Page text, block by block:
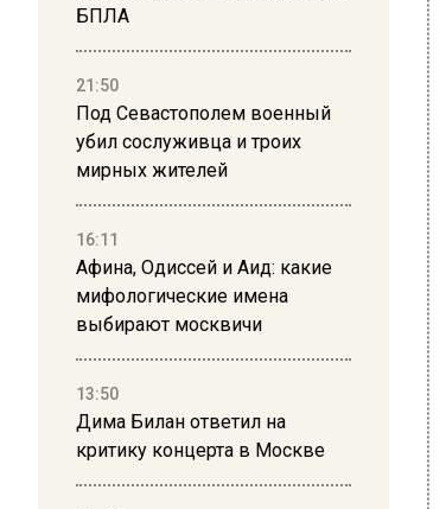
БПЛА
21:50
Под Севастополем военный
убил сослуживца и троих
мирных жителей
16:11
Афина, Одиссей и Аид: какие
мифологические имена
выбирают москвичи
13:50
Дима Билан ответил на
критику концерта в Москве